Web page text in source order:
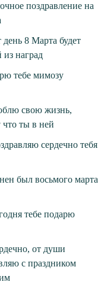
поздравление на
день 8 Марта будет
наград
тебе мимозу
свою жизнь,
что ты в ней
сердечно тебя
был восьмого марта
тебе подарю
от души
с праздником